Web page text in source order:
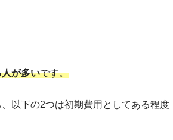
が多いです。
以下の2つは初期費用としてある程度